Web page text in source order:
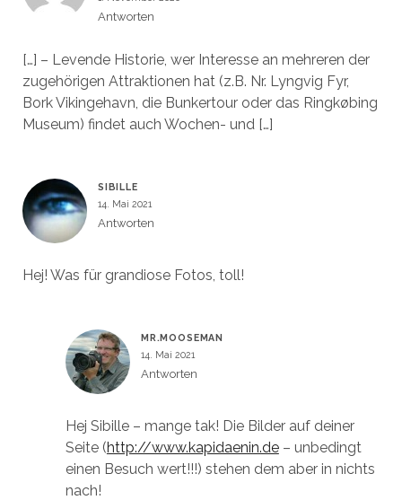
Antworten
[…] – Levende Historie, wer Interesse an mehreren der
zugehörigen Attraktionen hat (z.B. Nr. Lyngvig Fyr,
Bork Vikingehavn, die Bunkertour oder das Ringkøbing
Museum) findet auch Wochen- und […]
SIBILLE
14. Mai 2021
Antworten
Hej! Was für grandiose Fotos, toll!
MR.MOOSEMAN
14. Mai 2021
Antworten
Hej Sibille – mange tak! Die Bilder auf deiner
Seite (http://www.kapidaenin.de– unbedingt
einen Besuch wert!!!) stehen dem aber in nichts
nach!